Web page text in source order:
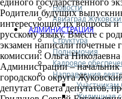
Новости
Авиаград
АДМИНИСТРАЦИЯ
Структура
Полномочия
Кадровое
Направления
Жилищная
единого государственного
Родители будущих
интересующие их вопросы и
русскому языку. Вместе с
экзамен написали почетные
комиссии: Ольга
Администрации –
городского округа
депутат Совета депутатов,